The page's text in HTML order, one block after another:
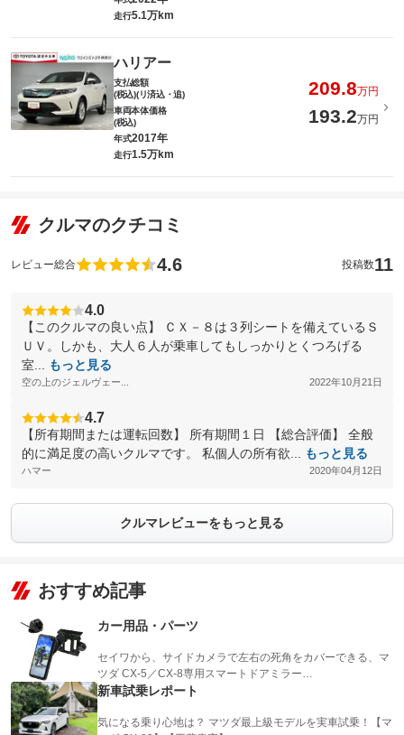
走行5.1万km
ハリアー
支払総額
(税込)(リ済込・追)
209.8万円
車両本体価格
(税込)
193.2万円
年式2017年
走行1.5万km
クルマのクチコミ
レビュー総合 4.6 投稿数11
4.0
【このクルマの良い点】 ＣＸ－８は３列シートを備えているＳ
ＵＶ。しかも、大人６人が乗車してもしっかりとくつろげる
室...
もっと見る
空の上のジェルヴェー... 2022年10月21日
4.7
【所有期間または運転回数】 所有期間１日 【総合評価】 全般
的に満足度の高いクルマです。 私個人の所有欲...
もっと見る
ハマー 2020年04月12日
クルマレビューをもっと見る
おすすめ記事
カー用品・パーツ
セイワから、サイドカメラで左右の死角をカバーできる、マ
ツダ CX-5／CX-8専用スマートドアミラー…
新車試乗レポート
気になる乗り心地は？ マツダ最上級モデルを実車試乗！【マ